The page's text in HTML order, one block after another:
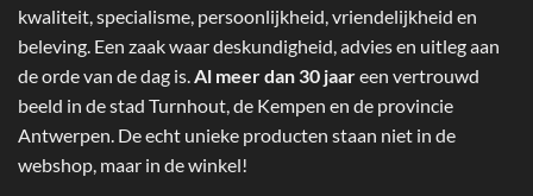
kwaliteit, specialisme, persoonlijkheid, vriendelijkheid en
beleving. Een zaak waar deskundigheid, advies en uitleg aan
de orde van de dag is.Al meer dan 30 jaareen vertrouwd
beeld in de stad Turnhout, de Kempen en de provincie
Antwerpen. De echt unieke producten staan niet in de
webshop, maar in de winkel!